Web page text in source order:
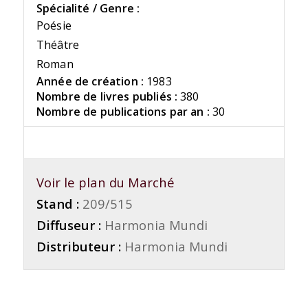
Spécialité / Genre :
Poésie
Théâtre
Roman
Année de création : 1983
Nombre de livres publiés : 380
Nombre de publications par an : 30
Voir le plan du Marché
Stand : 209/515
Diffuseur : Harmonia Mundi
Distributeur : Harmonia Mundi